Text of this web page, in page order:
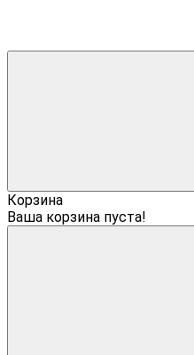
Корзина
Ваша корзина пуста!